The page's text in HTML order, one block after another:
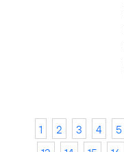
1 2 3 4 5